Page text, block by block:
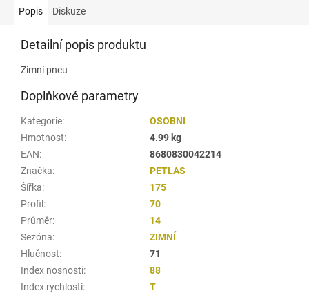
Popis Diskuze
Detailní popis produktu
Zimní pneu
Doplňkové parametry
Kategorie:
OSOBNI
Hmotnost:
4.99 kg
EAN:
8680830042214
Značka:
PETLAS
Šířka:
175
Profil :
70
Průměr:
14
Sezóna:
ZIMNÍ
Hlučnost:
71
Index nosnosti:
88
Index rychlosti:
T